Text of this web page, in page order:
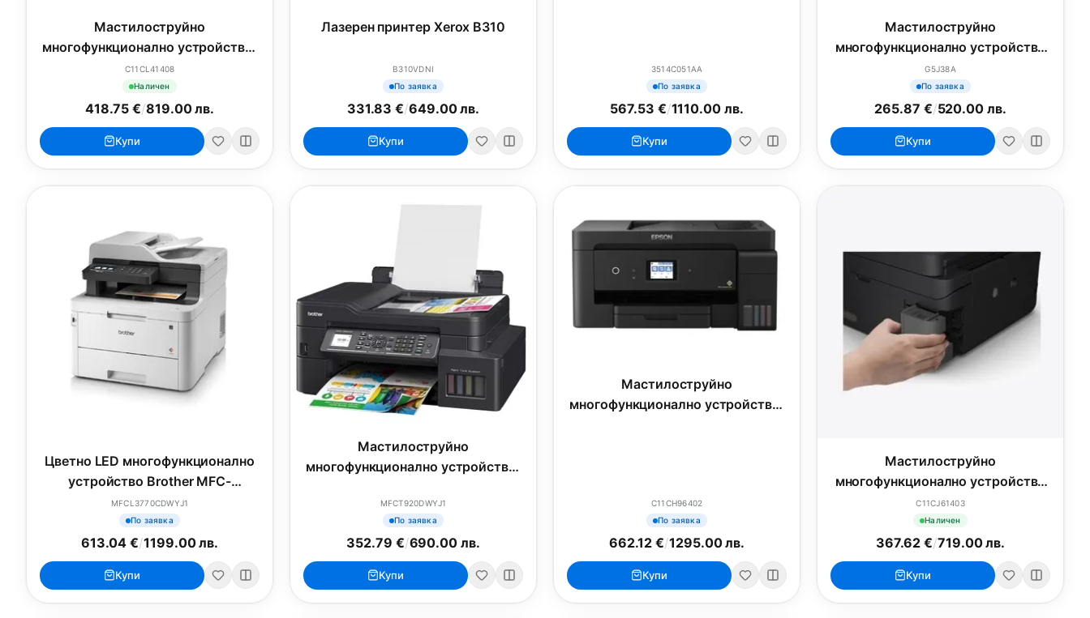
Мастилоструйно
многофункционално устройство,
Epson EcoTank L4360
C11CL41408
Наличен
418.75 €/819.00 лв.
Купи
Лазерен принтер Xerox B310
B310VDNI
По заявка
331.83 €/649.00 лв.
Купи
3514C051AA
По заявка
567.53 €/1110.00 лв.
Купи
Мастилоструйно
многофункционално устройство
HP OfficeJet Pro 7740 Wide Format
All-in-One Printer
G5J38A
По заявка
265.87 €/520.00 лв.
Купи
Цветно LED многофункционално
устройство Brother MFC-
L3770CDW Colour Laser
Multifunctional
MFCL3770CDWYJ1
По заявка
613.04 €/1199.00 лв.
Купи
Мастилоструйно
многофункционално устройство,
Plus Multifunctional
MFCT920DWYJ1
По заявка
352.79 €/690.00 лв.
Купи
Мастилоструйно
многофункционално устройство,
C11CH96402
По заявка
662.12 €/1295.00 лв.
Купи
Мастилоструйно
многофункционално устройство
Epson EcoTank L6270 WiFi MFP
C11CJ61403
Наличен
367.62 €/719.00 лв.
Купи